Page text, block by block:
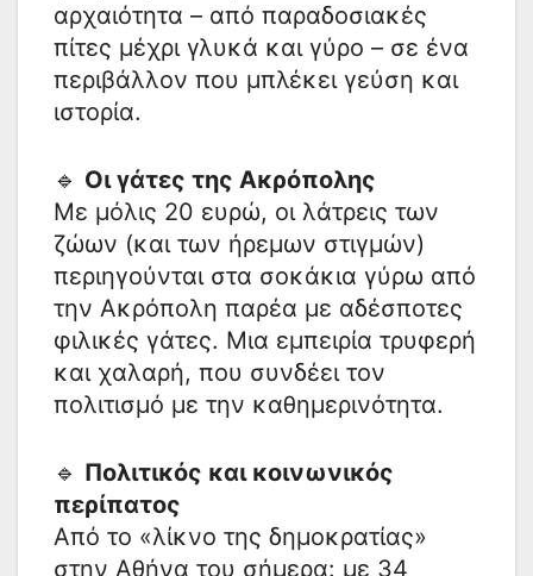
αρχαιότητα – από παραδοσιακές
πίτες μέχρι γλυκά και γύρο – σε ένα
περιβάλλον που μπλέκει γεύση και
ιστορία.
🔹 Οι γάτες της Ακρόπολης
Με μόλις 20 ευρώ, οι λάτρεις των
ζώων (και των ήρεμων στιγμών)
περιηγούνται στα σοκάκια γύρω από
την Ακρόπολη παρέα με αδέσποτες
φιλικές γάτες. Μια εμπειρία τρυφερή
και χαλαρή, που συνδέει τον
πολιτισμό με την καθημερινότητα.
🔹 Πολιτικός και κοινωνικός
περίπατος
Από το «λίκνο της δημοκρατίας»
στην Αθήνα του σήμερα: με 34